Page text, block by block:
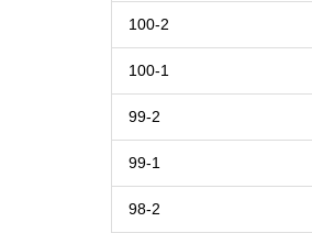
100-2
100-1
99-2
99-1
98-2